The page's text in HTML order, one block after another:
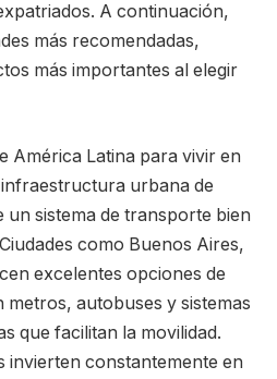
A continuación,
más recomendadas,
más importantes al elegir
América Latina para vivir en
urbana de
un sistema de transporte bien
como Buenos Aires,
excelentes opciones de
autobuses y sistemas
que facilitan la movilidad.
invierten constantemente en